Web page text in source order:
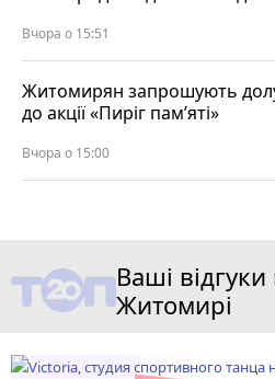
Вчора о 15:51
Житомирян запрошують
до акції «Пиріг пам’яті»
Вчора о 15:00
Ваші
Житомирі